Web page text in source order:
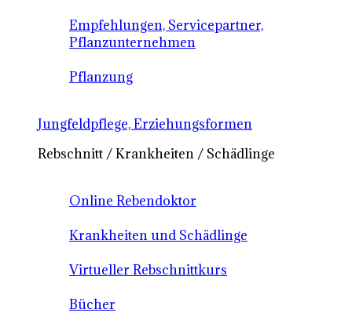
Empfehlungen, Servicepartner,
Pflanzunternehmen
Pflanzung
Jungfeldpflege, Erziehungsformen
Rebschnitt / Krankheiten / Schädlinge
Online Rebendoktor
Krankheiten und Schädlinge
Virtueller Rebschnittkurs
Bücher